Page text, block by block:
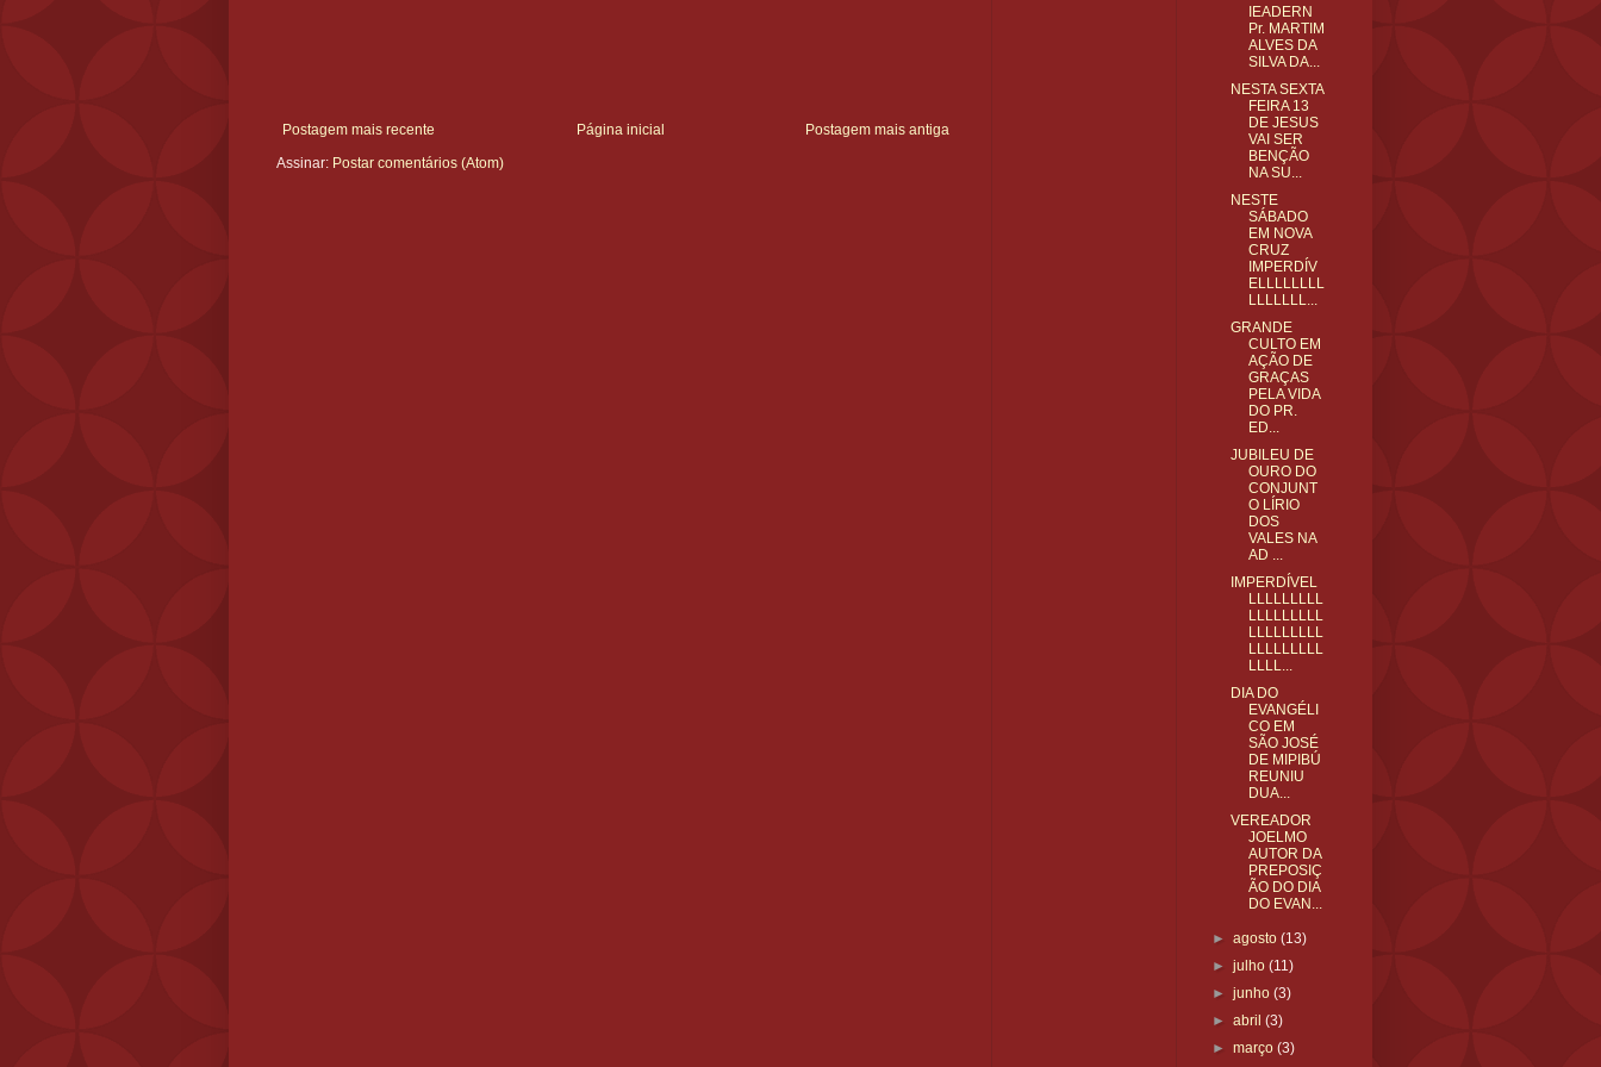
Postagem mais recente Postagem mais antiga
Página inicial
Assinar: Postar comentários (Atom)
IEADERN
Pr. MARTIM
ALVES DA
SILVA DA...
NESTA SEXTA
FEIRA 13
DE JESUS
VAI SER
BENÇÃO
NA SU...
NESTE
SÁBADO
EM NOVA
CRUZ
IMPERDÍV
ELLLLLLLL
LLLLLLL...
GRANDE
CULTO EM
AÇÃO DE
GRAÇAS
PELA VIDA
DO PR.
ED...
JUBILEU DE
OURO DO
CONJUNT
O LÍRIO
DOS
VALES NA
AD ...
IMPERDÍVEL
LLLLLLLLL
LLLLLLLLL
LLLLLLLLL
LLLLLLLLL
LLLL...
DIA DO
EVANGÉLI
CO EM
SÃO JOSÉ
DE MIPIBÚ
REUNIU
DUA...
VEREADOR
JOELMO
AUTOR DA
PREPOSIÇ
ÃO DO DIA
DO EVAN...
►agosto(13)
►julho(11)
►junho(3)
►abril(3)
►março(3)